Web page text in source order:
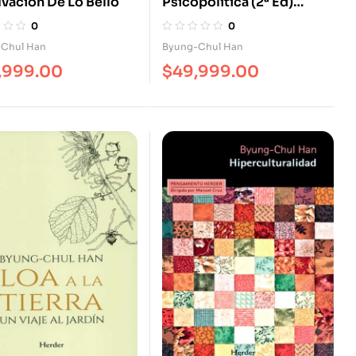
0
Han
Neoliberalismo Y Nuevas
Técnicas De Poder
0
Byung-Chul Han
$49,999.00